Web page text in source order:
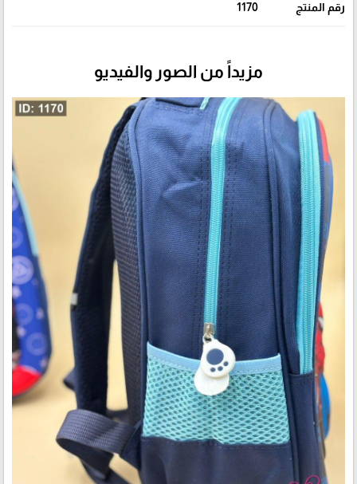
رقم المنتج 1170
مزيداً من الصور والفيديو